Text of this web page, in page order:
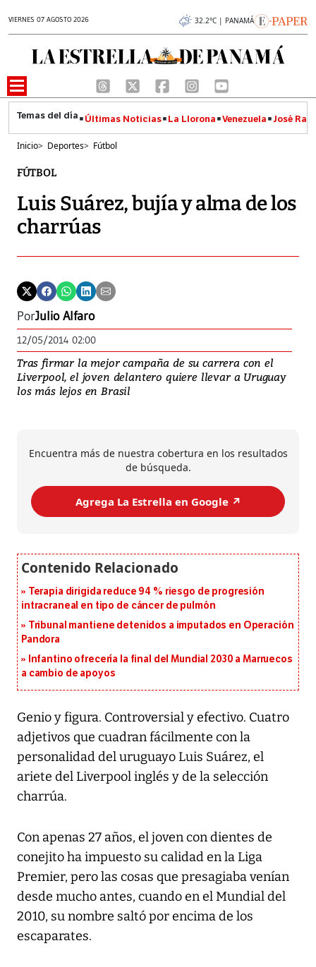
VIERNES 07 AGOSTO 2026 32.2°C | PANAMÁ
Últimas Noticias La Llorona Venezuela José
Inicio> Deportes> Fútbol
FÚTBOL
Luis Suárez, bujía y alma de los
charrúas
PorJulio Alfaro
12/05/2014 02:00
Tras firmar la mejor campaña de su carrera con el
Liverpool, el joven delantero quiere llevar a Uruguay
los más lejos en Brasil
Encuentra más de nuestra cobertura en los resultados
de búsqueda.
Agrega La Estrella en Google ↗️
Terapia dirigida reduce 94 % riesgo de progresión
intracraneal en tipo de cáncer de pulmón
Tribunal mantiene detenidos a imputados en Operación
Pandora
Infantino ofrecería la final del Mundial 2030 a Marruecos
a cambio de apoyos
Genio y figura. Controversial y efectivo. Cuatro
adjetivos que cuadran fácilmente con la
personalidad del uruguayo Luis Suárez, el
ariete del Liverpool inglés y de la selección
charrúa.
Con apenas 27 años, el joven con dientes de
conejito ha impuesto su calidad en la Liga
Premier, pero las cosas que presagiaba venían
desde mucho antes, cuando en el Mundial del
2010, su nombre saltó por encima de los
escaparates.